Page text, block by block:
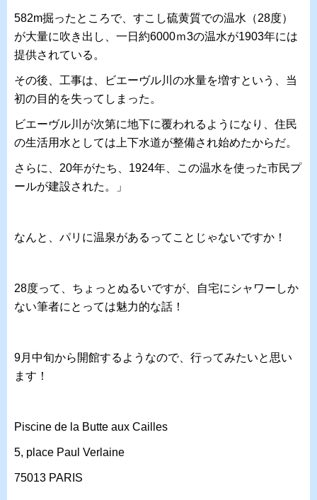
582m掘ったところで、すこし硫黄質での温水（28度）
が大量に吹き出し、一日約6000ｍ3の温水が1903年には
提供されている。
その後、工事は、ビエーヴル川の水量を増すという、当
初の目的を失ってしまった。
ビエーヴル川が次第に地下に覆われるようになり、住民
の生活用水としては上下水道が整備され始めたからだ。
さらに、20年がたち、1924年、この温水を使った市民プ
ールが建設された。」
なんと、パリに温泉があるってことじゃないですか！
28度って、ちょっとぬるいですが、自宅にシャワーしか
ない筆者にとっては魅力的な話！
9月中旬から開館するようなので、行ってみたいと思い
ます！
Piscine de la Butte aux Cailles
5, place Paul Verlaine
75013 PARIS